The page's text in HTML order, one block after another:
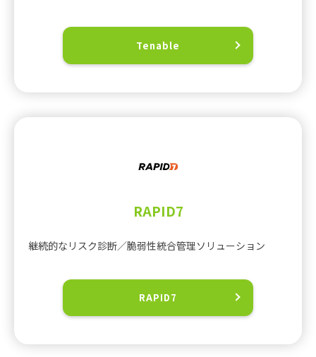
Tenable
RAPID7
継続的なリスク診断／脆弱性統合管理ソリューション
RAPID7